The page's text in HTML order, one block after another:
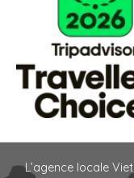
L’agence locale